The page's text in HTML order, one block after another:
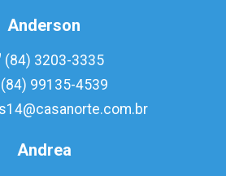
Anderson
(84) 3203-3335
(84) 99135-4539
Andrea